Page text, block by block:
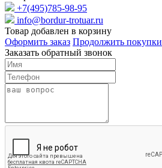
+7(495)785-98-95
info@bordur-trotuar.ru
Товар добавлен в корзину
Оформить заказ Продолжить покупки
Заказать обратный звонок